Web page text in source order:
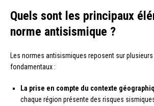
Quels sont les principaux
norme antisismique ?
Les normes antisismiques reposent sur
fondamentaux :
La prise en compte du contexte
chaque région présente des risques